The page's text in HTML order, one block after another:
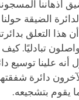
أذهاننا
الضيقة
هذا التعلق
تبادليًا.
أنه علينا توسيع
دائرة
يقوم بتشجيعه.